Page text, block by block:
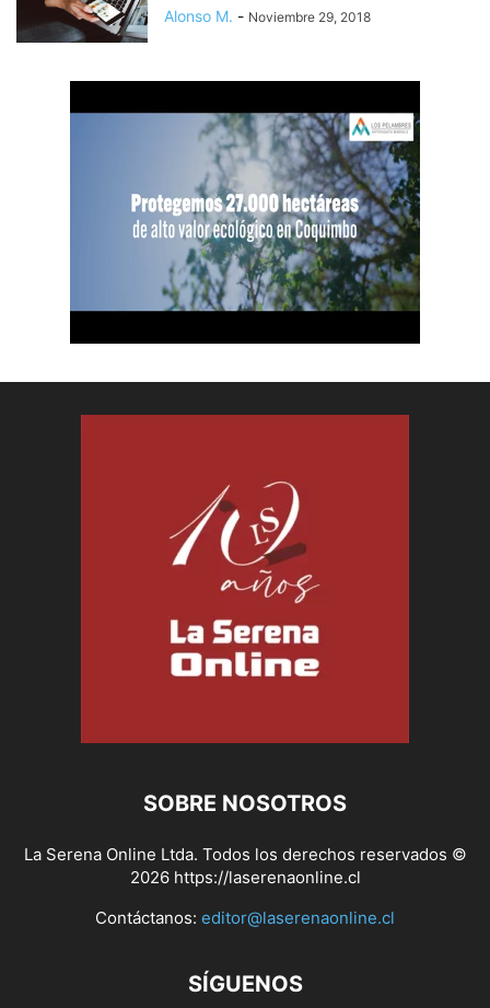
Alonso M. - Noviembre 29, 2018
SOBRE NOSOTROS
La Serena Online Ltda. Todos los derechos reservados ©
2026 https://laserenaonline.cl
Contáctanos: editor@laserenaonline.cl
SÍGUENOS